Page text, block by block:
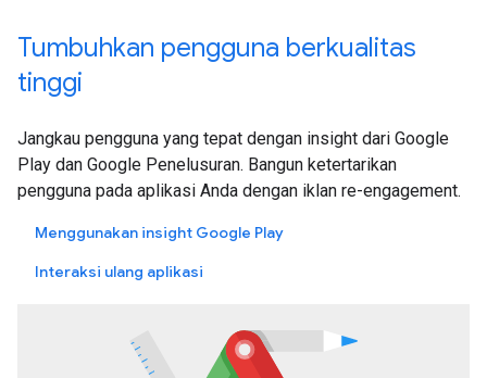
Tumbuhkan pengguna berkualitas
tinggi
Jangkau pengguna yang tepat dengan insight dari Google
Play dan Google Penelusuran. Bangun ketertarikan
pengguna pada aplikasi Anda dengan iklan re-engagement.
Menggunakan insight Google Play
Interaksi ulang aplikasi